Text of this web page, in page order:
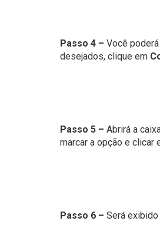
Passo 4 – Você
desejados, clique em
Passo 5 – Abrirá a
marcar a opção e clicar
Passo 6 – Será